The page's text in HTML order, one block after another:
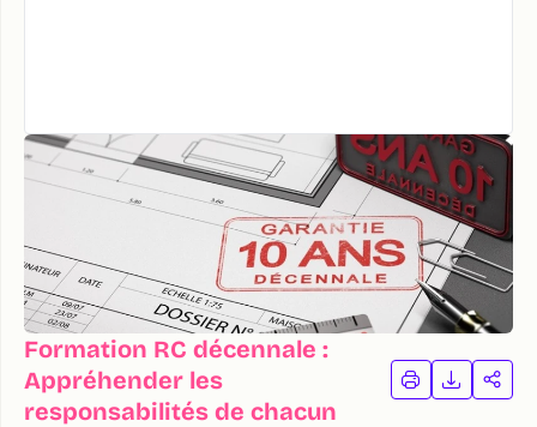
Formation RC décennale :
Appréhender les
responsabilités de chacun
IMPRIMER
LA
LA